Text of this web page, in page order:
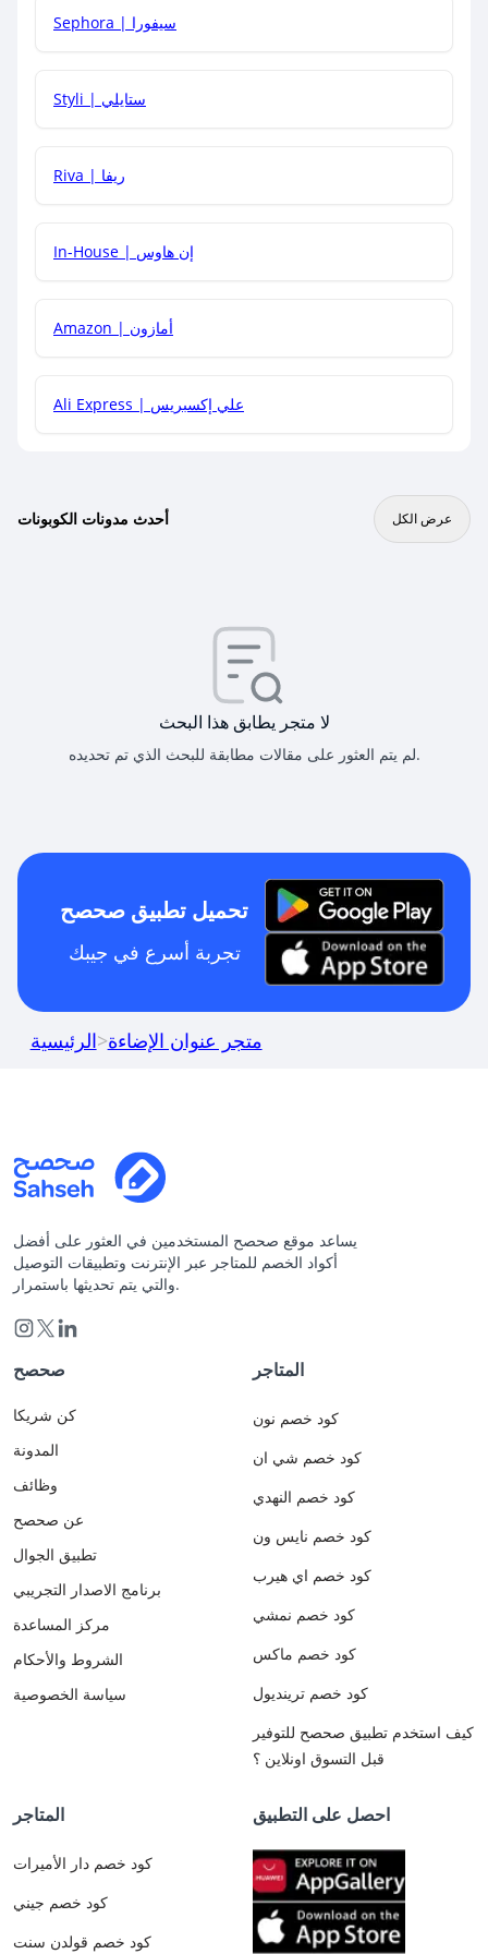
هل يمكنني جمع كود خصم مع العروض الأخرى؟
Sephora | سيفورا
Styli | ستايلي
Riva | ريفا
In-House | إن هاوس
Amazon | أمازون
Ali Express | علي إكسبريس
أحدث مدونات الكوبونات عرض الكل
لا متجر يطابق هذا البحث
لم يتم العثور على مقالات مطابقة للبحث الذي تم تحديده.
تحميل تطبيق صحصح
تجربة أسرع في جيبك
الرئيسية>متجر عنوان الإضاءة
يساعد موقع صحصح المستخدمين في العثور على أفضل
أكواد الخصم للمتاجر عبر الإنترنت وتطبيقات التوصيل
والتي يتم تحديثها باستمرار.
صحصح
كن شريكا
المدونة
وظائف
عن صحصح
تطبيق الجوال
برنامج الاصدار التجريبي
مركز المساعدة
الشروط والأحكام
سياسة الخصوصية
المتاجر
كود خصم نون
كود خصم شي ان
كود خصم النهدي
كود خصم نايس ون
كود خصم اي هيرب
كود خصم نمشي
كود خصم ماكس
كود خصم ترينديول
كيف استخدم تطبيق صحصح للتوفير
قبل التسوق اونلاين ؟
المتاجر
كود خصم دار الأميرات
كود خصم جيني
كود خصم قولدن سنت
احصل على التطبيق